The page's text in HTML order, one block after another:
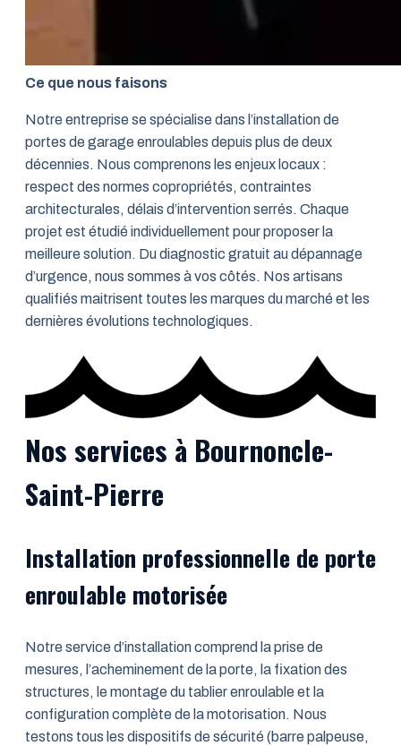
Ce que nous faisons
Notre entreprise se spécialise dans l’installation de
portes de garage enroulables depuis plus de deux
décennies. Nous comprenons les enjeux locaux :
respect des normes copropriétés, contraintes
architecturales, délais d’intervention serrés. Chaque
projet est étudié individuellement pour proposer la
meilleure solution. Du diagnostic gratuit au dépannage
d’urgence, nous sommes à vos côtés. Nos artisans
qualifiés maitrisent toutes les marques du marché et les
dernières évolutions technologiques.
Nos services à Bournoncle-
Saint-Pierre
Installation professionnelle de porte
enroulable motorisée
Notre service d’installation comprend la prise de
mesures, l’acheminement de la porte, la fixation des
structures, le montage du tablier enroulable et la
configuration complète de la motorisation. Nous
testons tous les dispositifs de sécurité (barre palpeuse,